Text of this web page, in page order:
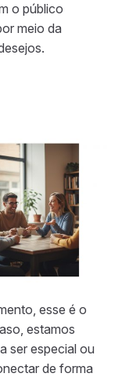
o público
meio da
esse é o
estamos
ser especial ou
de forma